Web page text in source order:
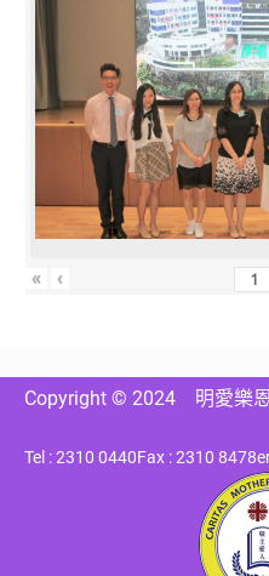
« ‹
Copyright © 2024 明愛樂
Tel : 2310 0440Fax : 2310 8478